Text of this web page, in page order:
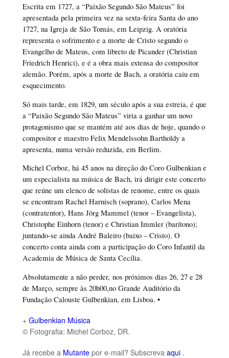
Escrita em 1727, a “Paixão Segundo São Mateus” foi
apresentada pela primeira vez na sexta-feira Santa do ano
1727, na Igreja de São Tomás, em Leipzig. A oratória
representa o sofrimento e a morte de Cristo segundo o
Evangelho de Mateus, com libreto de Picander (Christian
Friedrich Henrici), e é a obra mais extensa do compositor
alemão. Porém, após a morte de Bach, a oratória caiu em
esquecimento.
Só mais tarde, em 1829, um século após a sua estreia, é que
a “Paixão Segundo São Mateus” viria a ganhar um novo
protagonismo que se mantém até aos dias de hoje, quando o
compositor e maestro Felix Mendelssohn Bartholdy a
apresenta, numa versão reduzida, em Berlim.
Michel Corboz, há 45 anos na direção do Coro Gulbenkian e
um especialista na música de Bach, irá dirigir este concerto
que reúne um elenco de solistas de renome, entre os quais
se encontram Rachel Harnisch (soprano), Carlos Mena
(contratentor), Hans Jörg Mammel (tenor – Evangelista),
Christophe Einhorn (tenor) e Christian Immler (barítono);
juntando-se ainda André Baleiro (baixo – Cristo). O
concerto conta ainda com a participação do Coro Infantil da
Academia de Música de Santa Cecília.
Absolutamente a não perder, nos próximos dias 26, 27 e 28
de Março, sempre às 20h00,no Grande Auditório da
Fundação Calouste Gulbenkian, em Lisboa. •
+ Gulbenkian Música
© Fotografia: Michel Corboz, DR.
Já recebe a Mutantepor e-mail? Subscreva aqui .